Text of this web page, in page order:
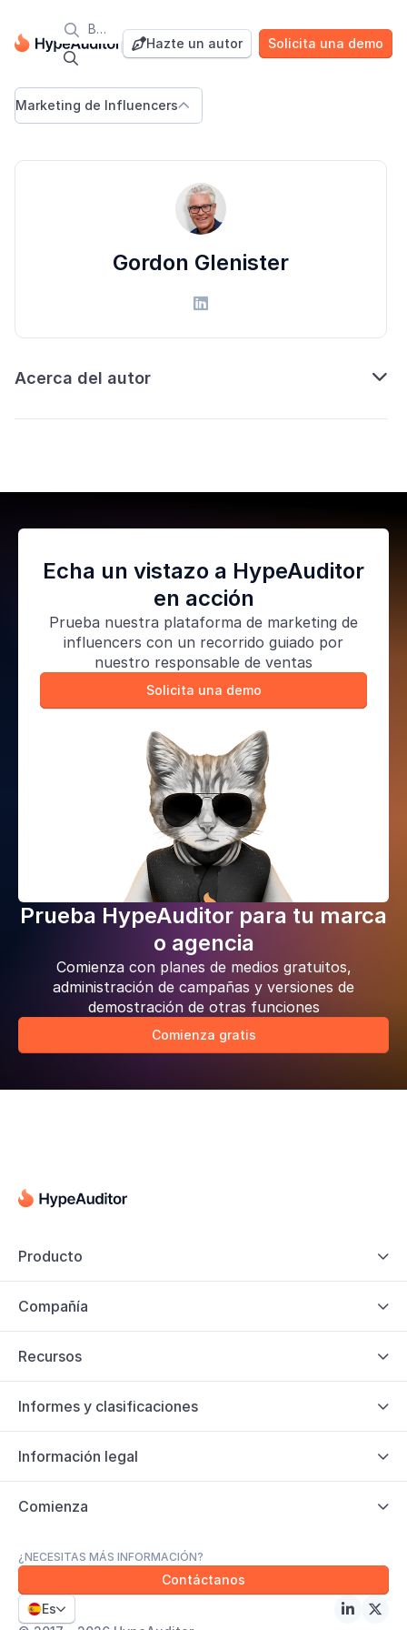
Blog


Hazte un autor Solicita una demo
Marketing de Influencers
Gordon Glenister

Acerca del autor 
Echa un vistazo a HypeAuditor
en acción
Prueba nuestra plataforma de marketing de
influencers con un recorrido guiado por
nuestro responsable de ventas
Solicita una demo
Prueba HypeAuditor para tu marca
o agencia
Comienza con planes de medios gratuitos,
administración de campañas y versiones de
demostración de otras funciones
Comienza gratis
¿NECESITAS MÁS INFORMACIÓN?
Contáctanos
 
Es
Producto 
Compañía 
Recursos 
Informes y clasificaciones 
Información legal 
Comienza 